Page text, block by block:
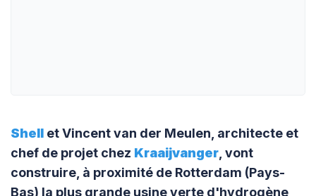
Shell et Vincent van der Meulen, architecte et
chef de projet chez Kraaijvanger , vont
construire, à proximité de Rotterdam (Pays-
Bas) la plus grande usine verte d'hydrogène